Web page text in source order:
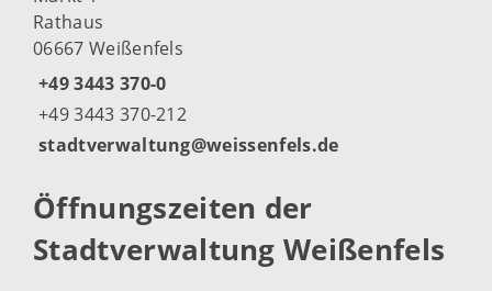
Rathaus
06667 Weißenfels
+49 3443 370-0
+49 3443 370-212
stadtverwaltung@weissenfels.de
Öffnungszeiten der
Stadtverwaltung Weißenfels